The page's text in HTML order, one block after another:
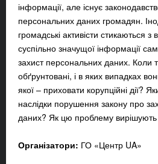
інформації, але існує
персональних даних громадян.
громадські активісти стикаються
суспільно значущої інформації
захист персональних даних. Коли
обґрунтовані, і в яких випадках
якої – приховати корупційні дії?
наслідки порушення закону про
даних? Як цю проблему вирішують
Організатори: ГО «Центр UA»